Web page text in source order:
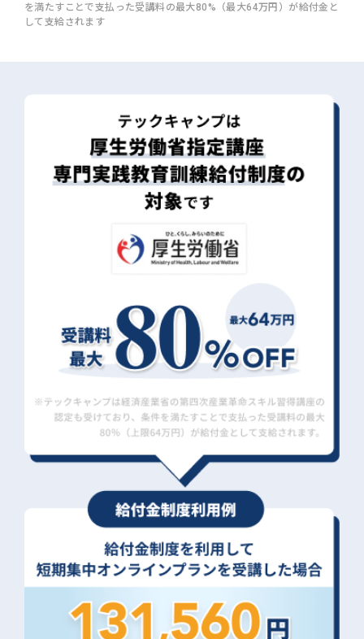
を満たすことで支払った受講料の最大80%（最大64万円）が給付金と
して支給されます